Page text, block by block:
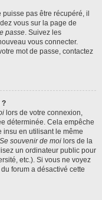
pas être récupéré, il
vous sur la page de
passe. Suivez les
vous connecter.
mot de passe, contactez
?
lors de votre connexion,
déterminée. Cela empêche
insu en utilisant le même
Se souvenir de moi lors de la
un ordinateur public pour
etc.). Si vous ne voyez
forum a désactivé cette